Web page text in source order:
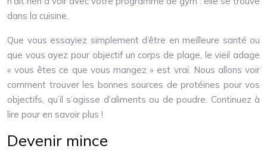
dans la cuisine.
Que vous essayiez simplement d’être en meilleure santé ou
que vous ayez pour objectif un corps de plage, le vieil adage
« vous êtes ce que vous mangez » est vrai. Nous allons voir
comment trouver les bonnes sources de protéines pour vos
objectifs, qu’il s’agisse d’aliments ou de poudre. Continuez à
lire pour en savoir plus !
Devenir mince